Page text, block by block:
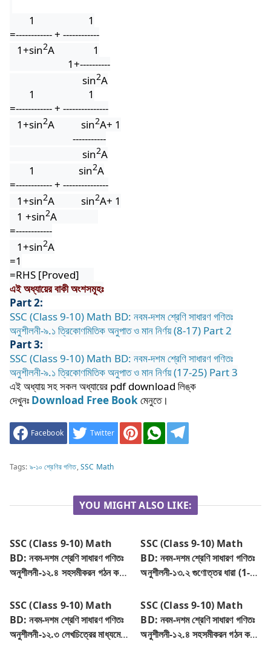
1
1
=------------ + ------------
1+sin2A
1
1+----------
sin2A
1
1
=------------ + ---------------
1+sin2A sin2A+ 1
-----------
sin2A
1
sin2A
=------------ + ---------------
1+sin2A sin2A+ 1
1 +sin2A
=------------
1+sin2A
=1
=RHS [Proved]
এই অধ্যায়ের বাকী অংশসমূহঃ
Part 2:
SSC (Class 9-10) Math BD: নবম-দশম শ্রেণি সাধারণ গণিতঃ
অনুশীলনী-৯.১ ত্রিকোণমিতিক অনুপাত ও মান নির্ণয় (8-17) Part 2
Part 3:
SSC (Class 9-10) Math BD: নবম-দশম শ্রেণি সাধারণ গণিতঃ
অনুশীলনী-৯.১ ত্রিকোণমিতিক অনুপাত ও মান নির্ণয় (17-25) Part 3
এইঅধ্যায়সহসকলঅধ্যায়েরpdf download লিঙ্ক
দেখুনঃ Download Free Bookমেনুতে।
Facebook Twitter
Tags: ৯-১০ শ্রেণির গণিত,SSC Math
YOU MIGHT ALSO LIKE:
SSC (Class 9-10) Math
BD: নবম-দশম শ্রেণি সাধারণ গণিতঃ
অনুশীলনী-১২.৪ সহসমীকরন গঠন করে
SSC (Class 9-10) Math
BD: নবম-দশম শ্রেণি সাধারণ গণিতঃ
অনুশীলনী-১৩.২ গুণোত্তর ধারা (1-
SSC (Class 9-10) Math
BD: নবম-দশম শ্রেণি সাধারণ গণিতঃ
অনুশীলনী-১২.৩ লেখচিত্রের মাধ্যমে
SSC (Class 9-10) Math
BD: নবম-দশম শ্রেণি সাধারণ গণিতঃ
অনুশীলনী-১২.৪ সহসমীকরন গঠন করে